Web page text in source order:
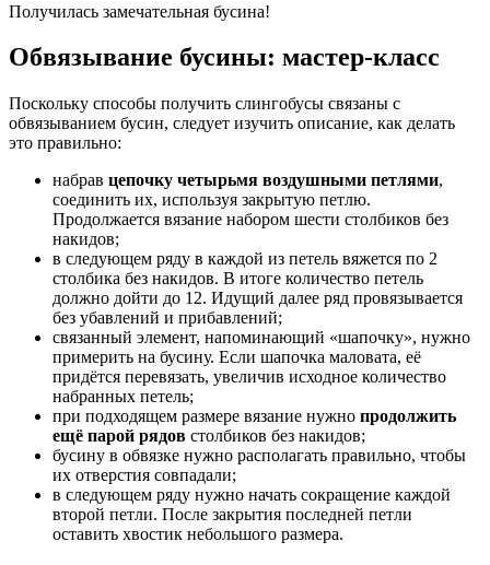
Получилась замечательная бусина!
Обвязывание бусины: мастер-класс
Поскольку способы получить слингобусы связаны с
обвязыванием бусин, следует изучить описание, как делать
это правильно:
набрав цепочку четырьмя воздушными петлями,
соединить их, используя закрытую петлю.
Продолжается вязание набором шести столбиков без
накидов;
в следующем ряду в каждой из петель вяжется по 2
столбика без накидов. В итоге количество петель
должно дойти до 12. Идущий далее ряд провязывается
без убавлений и прибавлений;
связанный элемент, напоминающий «шапочку», нужно
примерить на бусину. Если шапочка маловата, её
придётся перевязать, увеличив исходное количество
набранных петель;
при подходящем размере вязание нужно продолжить
ещё парой рядов столбиков без накидов;
бусину в обвязке нужно располагать правильно, чтобы
их отверстия совпадали;
в следующем ряду нужно начать сокращение каждой
второй петли. После закрытия последней петли
оставить хвостик небольшого размера.